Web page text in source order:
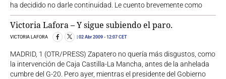
ha decidido no darle continuidad. Le cuento brevemente como
Victoria Lafora – Y sigue subiendo el paro.
VICTORIA LAFORA 02 Abr 2009 - 12:07 CET
MADRID, 1 (OTR/PRESS) Zapatero no quería más disgustos, como
la intervención de Caja Castilla-La Mancha, antes de la anhelada
cumbre del G-20. Pero ayer, mientras el presidente del Gobierno